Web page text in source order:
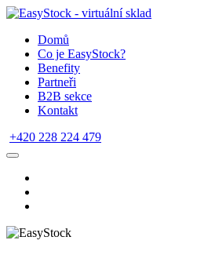
Domů
Co je EasyStock?
Benefity
Partneři
B2B sekce
Kontakt
+420 228 224 479